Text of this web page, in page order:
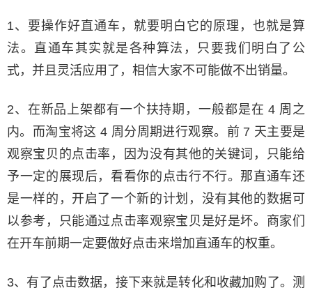
1、要操作好直通车，就要明白它的原理，也就是算
法。直通车其实就是各种算法，只要我们明白了公
式，并且灵活应用了，相信大家不可能做不出销量。
2、在新品上架都有一个扶持期，一般都是在 4 周之
内。而淘宝将这 4 周分周期进行观察。前 7 天主要是
观察宝贝的点击率，因为没有其他的关键词，只能给
予一定的展现后，看看你的点击行不行。那直通车还
是一样的，开启了一个新的计划，没有其他的数据可
以参考，只能通过点击率观察宝贝是好是坏。商家们
在开车前期一定要做好点击来增加直通车的权重。
3、有了点击数据，接下来就是转化和收藏加购了。测